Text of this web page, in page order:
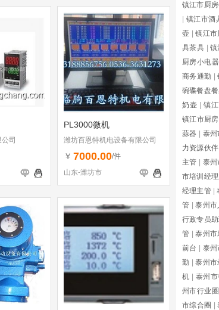
司
PL3000微机
潍坊百恩特机电设备有限公司
￥ 7000.00/件
山东-潍坊市
镇江市厨
镇江市酒
壶
镇江市
具茶具
镇
厨房小电器
商务通勤
碗碟餐盘
奶壶
镇
镇江市厨
蒜器
泰
力资源伙伴
主管
泰
市培训经
经理主管
管
泰州市
行政专员
管
泰州市
前台
泰
勤
泰州市
机
泰州
州市行业圈
市综合圈